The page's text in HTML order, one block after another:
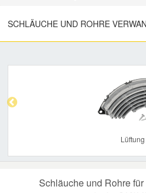
SCHLÄUCHE UND ROHRE
Lüftung
Schläuche und Rohre